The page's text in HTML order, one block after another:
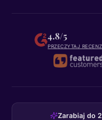
4.8/5
PRZECZYTAJ
Zarabiaj do